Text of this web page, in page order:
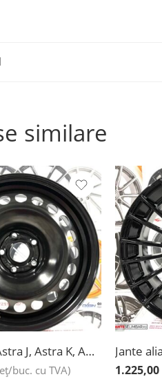
similare
Jante Opel Astra J, Astra K, Ampera-E, Mokka, Mokka X, Noi, Originale, 16”
buc. cu TVA) 1.225,00